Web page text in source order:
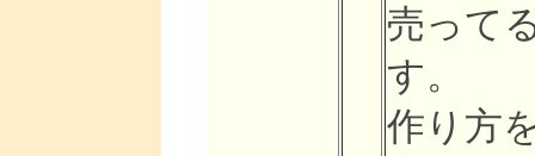
売って
す。
作り方